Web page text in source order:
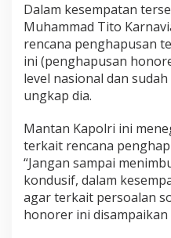
Dalam kesempatan
Muhammad Tito
rencana penghapusan
ini (penghapusan
level nasional dan
ungkap dia.
Mantan Kapolri ini
terkait rencana
“Jangan sampai
kondusif, dalam
agar terkait persoalan
honorer ini disampaikan